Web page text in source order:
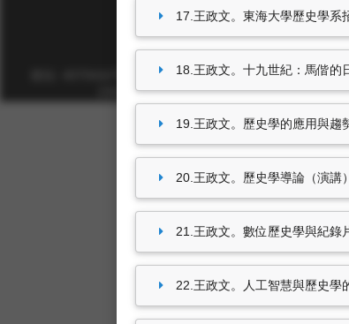
東海大學首頁
校址: 40704台中市西屯區臺灣大道四段1727號 TEL:
2359-0121 FAX: +886-4-2359-0361
17.王政文。東海大學歷史學系
18.王政文。十九世紀：馬偕的
19.王政文。歷史學的應用與趨
20.王政文。歷史學導論（演講
21.王政文。數位歷史學與紀錄
22.王政文。人工智慧與歷史學